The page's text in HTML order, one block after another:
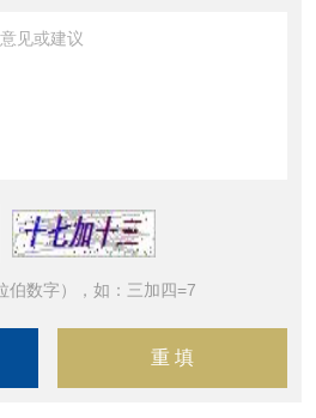
伯数字），如：三加四=7